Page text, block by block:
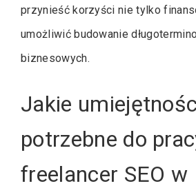
przynieść korzyści nie tylko
umożliwić budowanie
biznesowych.
Jakie
potrzebne do
freelancer SEO w